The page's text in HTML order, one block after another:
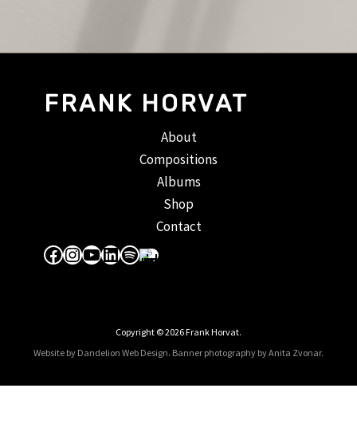
FRANK HORVAT
About
Compositions
Albums
Shop
Contact
Facebook
Instagram
YouTube
LinkedIn
Spotify
Apple Music
Copyright © 2026 Frank Horvat.
Website by Dandelion Web Design. Banner photography by Anita Zvonar.